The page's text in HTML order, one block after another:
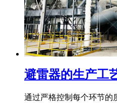
避雷器的生产工
通过严格控制每个环节的